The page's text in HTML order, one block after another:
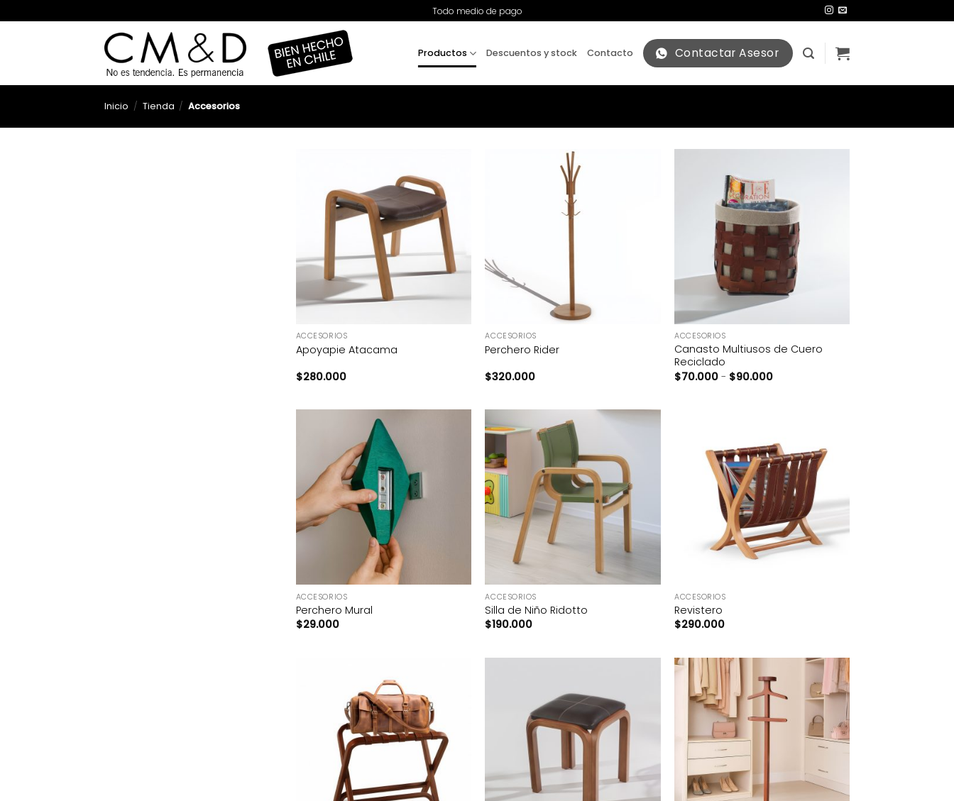
al
Todo medio de pago
Productos Descuentos y stock Contacto Contactar Asesor
Inicio / Tienda / Accesorios
ACCESORIOS
Apoyapie Atacama
$280.000
ACCESORIOS
Perchero Rider
$320.000
+
ACCESORIOS
Canasto Multiusos de Cuero
Reciclado
$70.000 - $90.000Rango de precios: desde $70.000
ACCESORIOS
Perchero Mural
$29.000
ACCESORIOS
Silla de Niño Ridotto
$190.000
ACCESORIOS
Revistero
$290.000